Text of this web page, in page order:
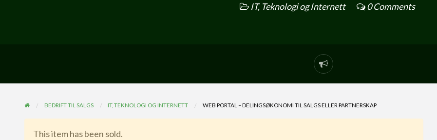
IT, Teknologi og Internett 0 Comments
BEDRIFT TIL SALGS IT, TEKNOLOGI OG INTERNETT WEB PORTAL – DELINGSØKONOMI TIL SALGS ELLER PARTNERSKAP
This item has been sold.